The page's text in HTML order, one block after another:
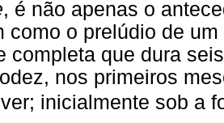
, é não apenas o
como o prelúdio de
completa que dura
nos primeiros
inicialmente sob a